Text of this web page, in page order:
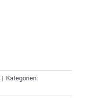
| Kategorien: